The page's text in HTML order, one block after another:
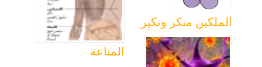
المناعة
الملكين منكر ونكير